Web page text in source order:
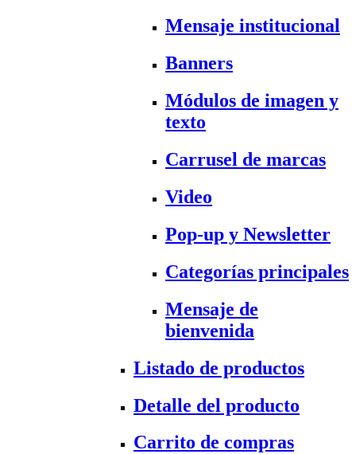
Mensaje institucional
Banners
Módulos de imagen y
texto
Carrusel de marcas
Video
Pop-up y Newsletter
Categorías principales
Mensaje de
bienvenida
Listado de productos
Detalle del producto
Carrito de compras